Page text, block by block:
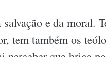
e da moral.
tem também os